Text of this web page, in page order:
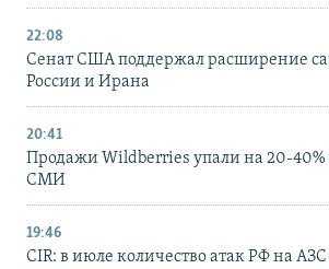
22:08
Сенат США поддержал расширение
России и Ирана
20:41
Продажи Wildberries упали на 20-40%
СМИ
19:46
CIR: в июле количество атак РФ на